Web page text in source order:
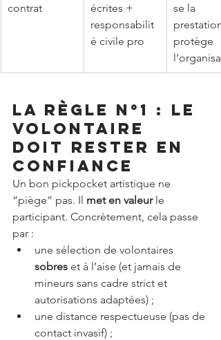
contrat
écrites +
responsabilit
é civile pro
se la
protège
La règle n°1 : le
volontaire
doit rester en
confiance
Un bon pickpocket artistique ne
“piège” pas. Il met en valeur le
participant. Concrètement, cela passe
par :
une sélection de volontaires
sobres et à l’aise (et jamais de
mineurs sans cadre strict et
autorisations adaptées) ;
une distance respectueuse (pas de
contact invasif) ;